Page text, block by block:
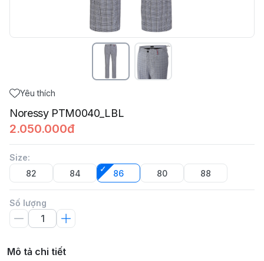
Yêu thích
Noressy PTM0040_LBL
2.050.000đ
Size:
82
84 86 80 88
Số lượng
Mô tả chi tiết